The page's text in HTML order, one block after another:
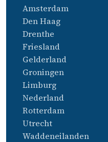
Amsterdam
Den Haag
Drenthe
Friesland
Gelderland
Groningen
Limburg
Nederland
Rotterdam
Utrecht
Waddeneilanden